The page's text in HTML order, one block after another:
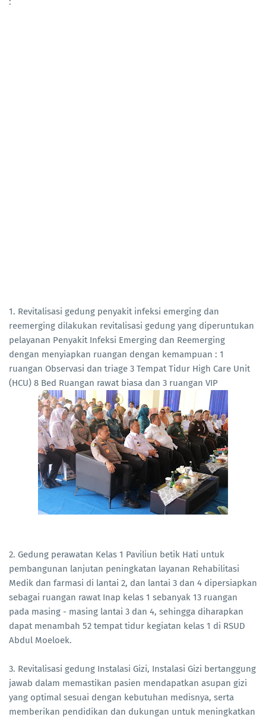
1. Revitalisasi gedung penyakit infeksi emerging dan
reemerging dilakukan revitalisasi gedung yang diperuntukan
pelayanan Penyakit Infeksi Emerging dan Reemerging
dengan menyiapkan ruangan dengan kemampuan : 1
ruangan Observasi dan triage 3 Tempat Tidur High Care Unit
(HCU) 8 Bed Ruangan rawat biasa dan 3 ruangan VIP
2. Gedung perawatan Kelas 1 Paviliun betik Hati untuk
pembangunan lanjutan peningkatan layanan Rehabilitasi
Medik dan farmasi di lantai 2, dan lantai 3 dan 4 dipersiapkan
sebagai ruangan rawat Inap kelas 1 sebanyak 13 ruangan
pada masing - masing lantai 3 dan 4, sehingga diharapkan
dapat menambah 52 tempat tidur kegiatan kelas 1 di RSUD
Abdul Moeloek.
3. Revitalisasi gedung Instalasi Gizi, Instalasi Gizi bertanggung
jawab dalam memastikan pasien mendapatkan asupan gizi
yang optimal sesuai dengan kebutuhan medisnya, serta
memberikan pendidikan dan dukungan untuk meningkatkan